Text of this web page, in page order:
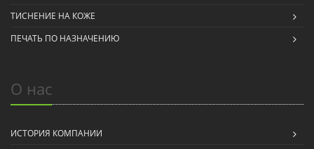
ТИСНЕНИЕ НА КОЖЕ
ПЕЧАТЬ ПО НАЗНАЧЕНИЮ
О нас
ИСТОРИЯ КОМПАНИИ